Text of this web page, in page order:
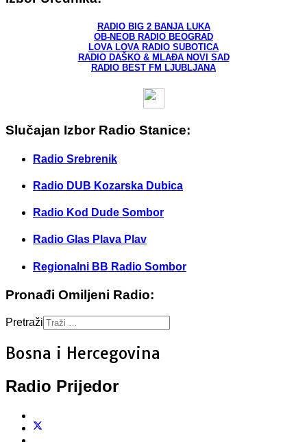
RADIO BIG 2 BANJA LUKA
OB-NEOB RADIO BEOGRAD
LOVA LOVA RADIO SUBOTICA
RADIO DAŠKO & MLAĐA NOVI SAD
RADIO BEST FM LJUBLJANA
Slučajan Izbor Radio Stanice:
Radio Srebrenik
Radio DUB Kozarska Dubica
Radio Kod Dude Sombor
Radio Glas Plava Plav
Regionalni BB Radio Sombor
Pronađi Omiljeni Radio:
Pretraži
Bosna i Hercegovina
Radio Prijedor